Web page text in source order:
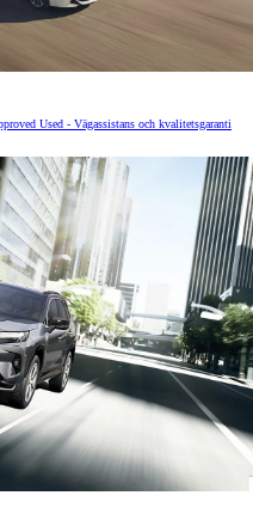
Used - Vägassistans och kvalitetsgaranti